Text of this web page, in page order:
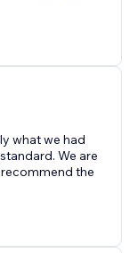
what we had
We are
the